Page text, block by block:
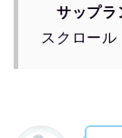
サップラ
スクロール